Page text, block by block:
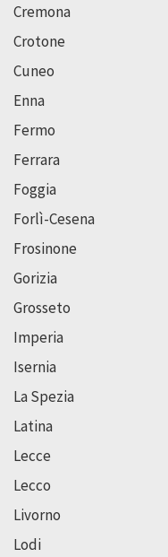
Cremona
Crotone
Cuneo
Enna
Fermo
Ferrara
Foggia
Forlì-Cesena
Frosinone
Gorizia
Grosseto
Imperia
Isernia
La Spezia
Latina
Lecce
Lecco
Livorno
Lodi